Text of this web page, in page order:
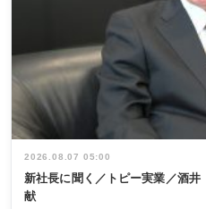
2026.08.07 05:00
新社長に聞く／トピー実業／酒
献